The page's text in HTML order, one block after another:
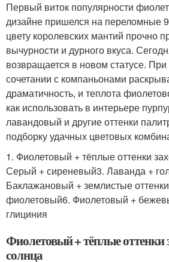
Первый виток популярности
дизайне пришелся на переломные
цвету королевских мантий прочно
вычурности и дурного вкуса.
возвращается в новом статусе.
сочетании с компаньонами
драматичность, и теплота
как использовать в интерьере
лавандовый и другие оттенки
подборку удачных цветовых
1. Фиолетовый + тёплые оттенки
Серый + сиреневый3. Лаванда +
Баклажановый + землистые
фиолетовый6. Фиолетовый +
глициния
Фиолетовый + тёплые оттенки
солнца